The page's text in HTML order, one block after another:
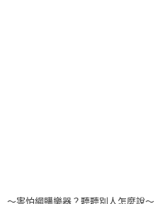
～害怕網購樂器？聽聽別人怎麼說～